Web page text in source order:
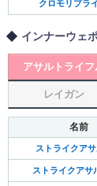
クロモリプラ
インナーウェ
アサルトライフ
レイガン
名前
ストライクアサ
ストライクアサ